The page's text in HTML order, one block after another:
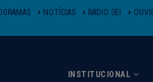
NOTÍCIAS RÁDIO SEI
INSTITUCIONAL